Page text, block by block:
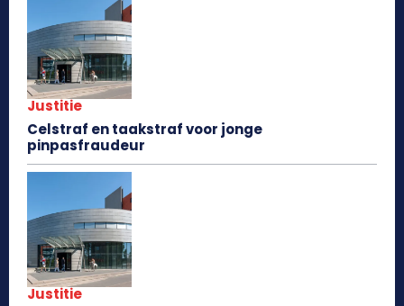
Justitie
Celstraf en taakstraf voor jonge
pinpasfraudeur
Justitie